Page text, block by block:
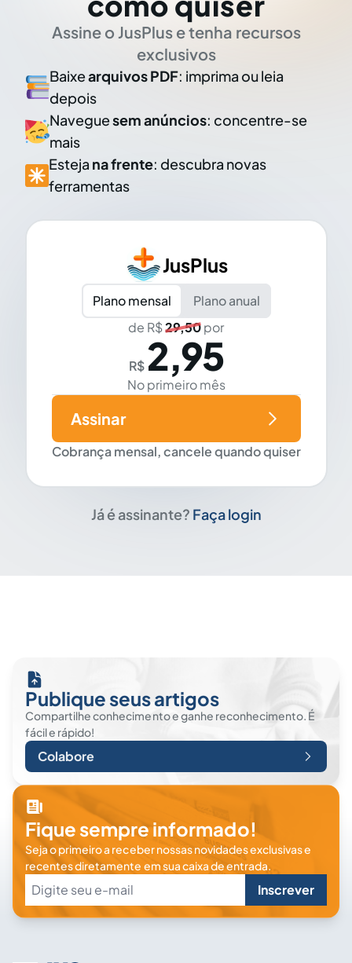
Assine o JusPlus e tenha recursos
exclusivos
Baixearquivos PDF: imprima ou leia
depois
Naveguesem anúncios: concentre-se
mais
Esteja na frente: descubra novas
ferramentas
JusPlus
Plano mensal
Plano anual
de R$29,50por
R$ 2,95
No primeiro mês
Cobrança mensal, cancele quando quiser
Assinar
Já é assinante? Faça login
Publique seus artigos
Compartilhe conhecimento e ganhe reconhecimento. É
fácil e rápido!
Colabore
Fique sempre informado!
Seja o primeiro a receber nossas novidades exclusivas e
recentes diretamente em sua caixa de entrada.
Inscrever